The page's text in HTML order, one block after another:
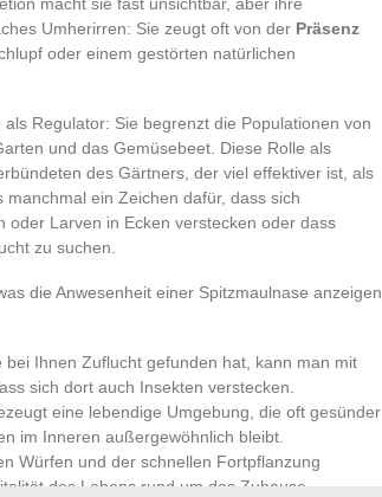
Umherirren: Sie zeugt oft von der Präsenz
oder einem gestörten natürlichen
Regulator: Sie begrenzt die Populationen von
und das Gemüsebeet. Diese Rolle als
des Gärtners, der viel effektiver ist, als
ein Zeichen dafür, dass sich
oder Larven in Ecken verstecken oder dass
zu suchen.
die Anwesenheit einer Spitzmaulnase anzeigen
bei Ihnen Zuflucht gefunden hat, kann man mit
sich dort auch Insekten verstecken.
eine lebendige Umgebung, die oft gesünder
im Inneren außergewöhnlich bleibt.
Würfen und der schnellen Fortpflanzung
des Lebens rund um das Zuhause.